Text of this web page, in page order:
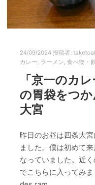
24/09/2024 投稿者:
カレー, ラーメン, 食べ物・
「京一のカ
の胃袋をつ
大宮
昨日のお昼は四条大
ました。僕は初めて
なっていました。近
でこちらに入ってみ